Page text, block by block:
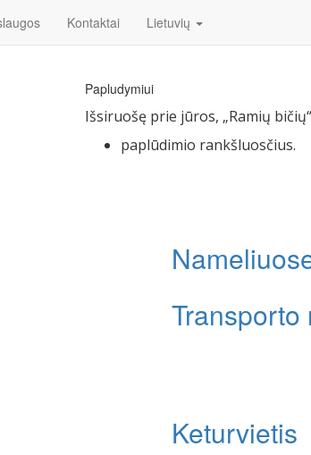
Kontaktai Lietuvių
Užsakyti dabar
Papludymiui
Išsiruošę prie jūros, „Ramių
paplūdimio rankšluosčius.
Transporto
Keturvietis